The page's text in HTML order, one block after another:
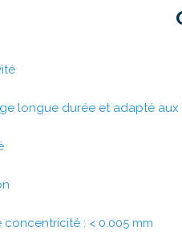
longue durée et adapté aux
concentricité : < 0.005 mm